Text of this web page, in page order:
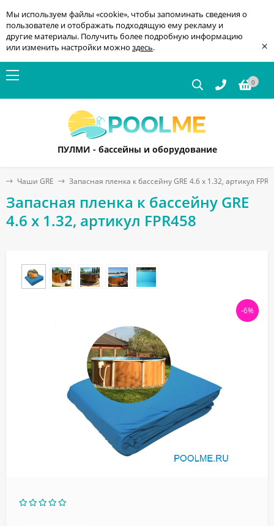
Мы используем файлы «cookie», чтобы запоминать сведения о
пользователе и отображать подходящую ему рекламу и
другие материалы. Получить более подробную информацию
или изменить настройки можно здесь. ×
0
ПУЛМИ - бассейны и оборудование
Чаши GRE Запасная пленка к бассейну GRE 4.6 x 1.32, артикул
Запасная пленка к бассейну GRE
4.6 x 1.32, артикул FPR458
-6%